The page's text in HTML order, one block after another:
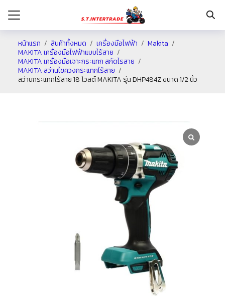
หน้าแรก สินค้าทั้งหมด เครื่องมือไฟฟ้า
Makita
MAKITA เครื่องมือไฟฟ้าแบบไร้สาย
MAKITA เครื่องมือเจาะกระแทก สกัดไรสาย
MAKITA สว่านไขควงกระแทกไร้สาย
สว่านกระแทกไร้สาย 18 โวลต์ MAKITA รุ่น DHP484Z ขนาด 1/2 นิ้ว